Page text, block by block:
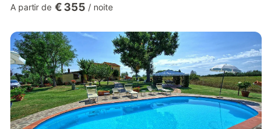
localizado numa estrada privada e está situado num terreno de
paisagem mediterrânica. Durante a sua estadia, terá sempre
toda a propriedade só para si (os proprietários não es...
A partir de € 355 / noite